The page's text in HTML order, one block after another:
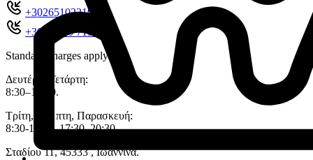
+302651022104
+30 26510 71321
Standard charges apply
Δευτέρα, Τετάρτη:
8:30–14:00.
Τρίτη, Πέμπτη, Παρασκευή:
8:30-14:00, 17:30–20:30.
Σταδίου 11, 45333 , Ιωάννινα.